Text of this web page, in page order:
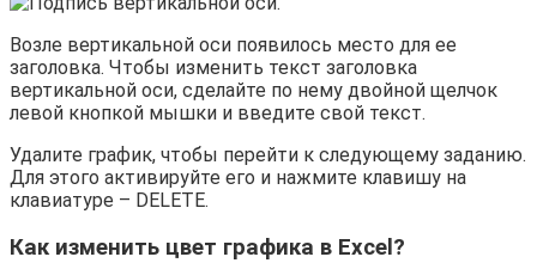
Возле вертикальной оси появилось место для ее
заголовка. Чтобы изменить текст заголовка
вертикальной оси, сделайте по нему двойной щелчок
левой кнопкой мышки и введите свой текст.
Удалите график, чтобы перейти к следующему заданию.
Для этого активируйте его и нажмите клавишу на
клавиатуре – DELETE.
Как изменить цвет графика в Excel?